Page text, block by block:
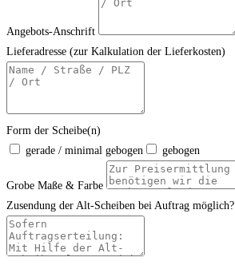
Angebots-Anschrift
Lieferadresse (zur Kalkulation der Lieferkosten)
Form der Scheibe(n)
gerade / minimal gebogen
gebogen
Grobe Maße & Farbe
Zusendung der Alt-Scheiben bei Auftrag möglich?